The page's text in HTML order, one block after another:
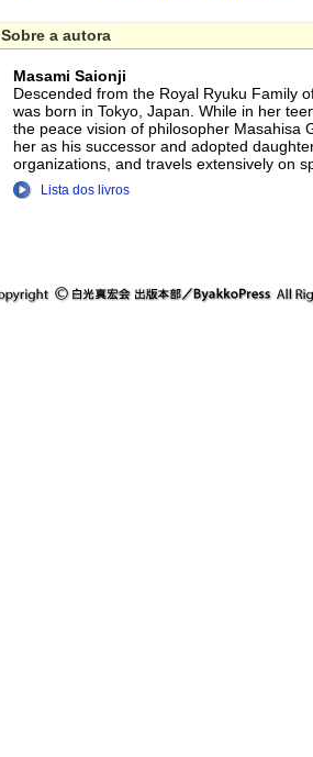
Sobre a autora
Masami Saionji
Descended from the Royal Ryuku Family
was born in Tokyo, Japan. While in her
the peace vision of philosopher Masahisa
her as his successor and adopted
organizations, and travels extensively on
Lista dos livros